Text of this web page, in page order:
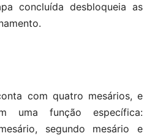
concluída desbloqueia as
com quatro mesários, e
uma função específica:
segundo mesário e